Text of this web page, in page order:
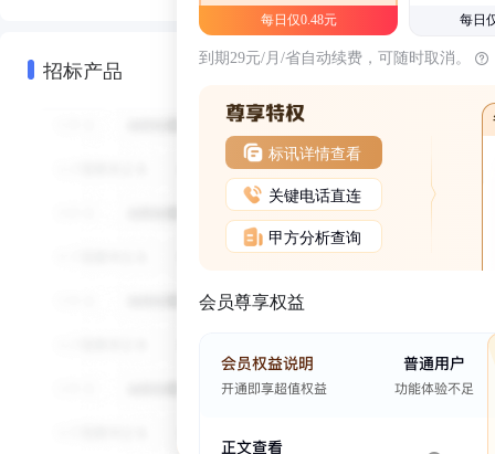
招标产品
每日仅0.48元 每日
到期29元/月/省自动续费，可随时取消。
标讯详情查看
关键电话直连
甲方分析查询
会员尊享权益